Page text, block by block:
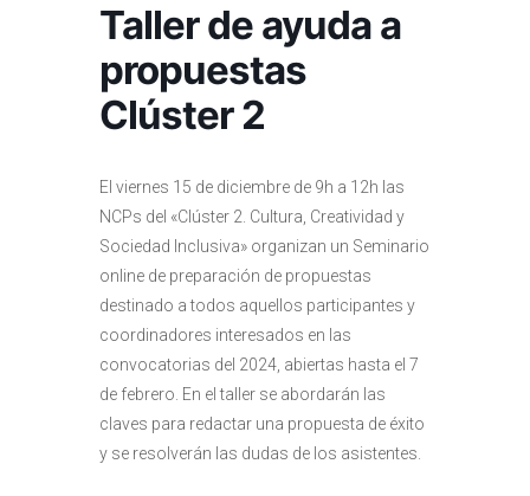
Taller de ayuda a
propuestas
Clúster 2
El viernes 15 de diciembre de 9h a 12h las
NCPs del «Clúster 2. Cultura, Creatividad y
Sociedad Inclusiva» organizan un Seminario
online de preparación de propuestas
destinado a todos aquellos participantes y
coordinadores interesados en las
convocatorias del 2024, abiertas hasta el 7
de febrero. En el taller se abordarán las
claves para redactar una propuesta de éxito
y se resolverán las dudas de los asistentes.